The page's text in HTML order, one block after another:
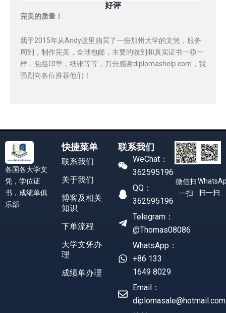
好评
完美的质量！
我于2015年从Andy这里购买了一份加州大学的文凭，服务
周到，制作完美，全球包邮，主要的收到和真实证书一模一
样，包括印章，纸张等等，万分感谢diplomashelp.com，我
强烈向各位推荐他们！
各国各大学文
凭，学位证
书，成绩单俱
乐部
快捷菜单
联系我们
关于我们
博客及相关
知识
下单流程
大学文凭办
理
成绩单办理
联系我们
WeChat：
362595196
QQ：
362595196
Telegram：
@Thomas08086
WhatsApp：
+86 133
1649 8029
Email：
diplomasale@hotmail.com
微信扫
一扫
扫一扫